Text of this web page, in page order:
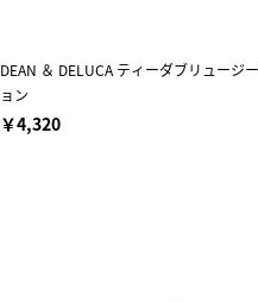
DEAN ＆ DELUCA ティーダブリュージ
ョン
￥4,320